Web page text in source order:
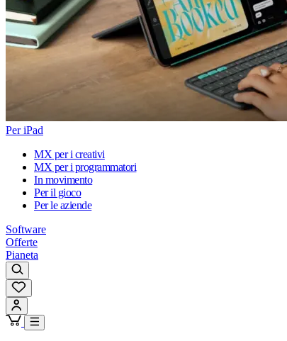
Per iPad
MX per i creativi
MX per i programmatori
In movimento
Per il gioco
Per le aziende
Software
Offerte
Pianeta